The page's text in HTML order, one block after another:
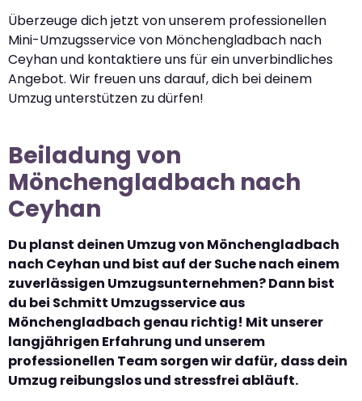
Überzeuge dich jetzt von unserem professionellen
Mini-Umzugsservice von Mönchengladbach nach
Ceyhan und kontaktiere uns für ein unverbindliches
Angebot. Wir freuen uns darauf, dich bei deinem
Umzug unterstützen zu dürfen!
Beiladung von
Mönchengladbach nach
Ceyhan
Du planst deinen Umzug von Mönchengladbach
nach Ceyhan und bist auf der Suche nach einem
zuverlässigen Umzugsunternehmen? Dann bist
du bei Schmitt Umzugsservice aus
Mönchengladbach genau richtig! Mit unserer
langjährigen Erfahrung und unserem
professionellen Team sorgen wir dafür, dass dein
Umzug reibungslos und stressfrei abläuft.